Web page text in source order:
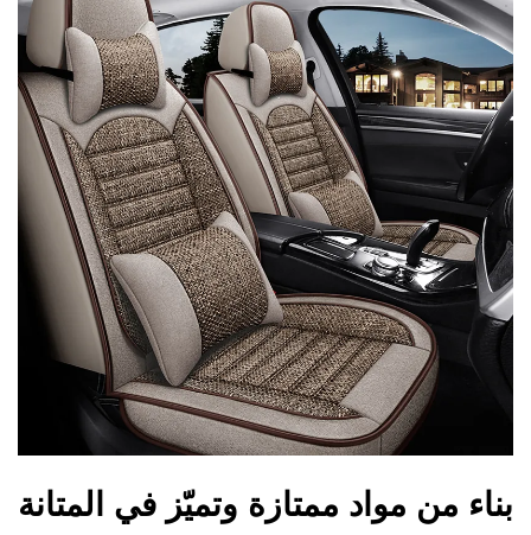
بناء من مواد ممتازة وتميّز في المتانة